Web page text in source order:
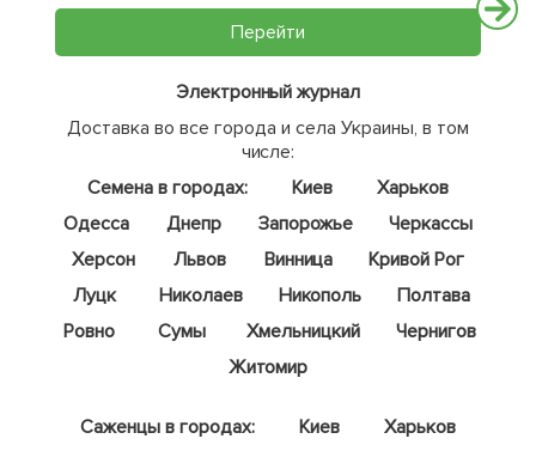
Перейти
Электронный журнал
Доставка во все города и села Украины, в том
числе:
Семена в городах:
Киев
Харьков
Одесса
Днепр Запорожье
Черкассы
Херсон
Львов Винница
Кривой Рог
Луцк
Николаев Никополь
Полтава
Ровно
Сумы Хмельницкий
Чернигов
Житомир
Саженцы в городах: Киев
Харьков